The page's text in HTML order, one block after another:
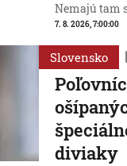
Nemajú tam
7. 8. 2026, 7:00:00
Slovensko
diviaky